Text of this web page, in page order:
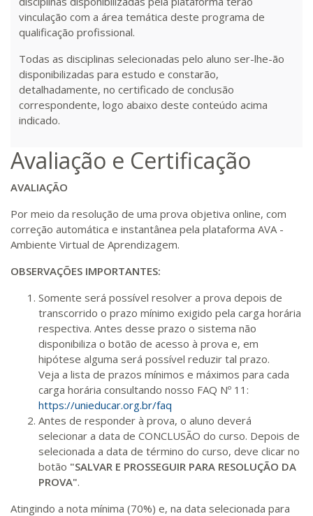
vinculação com a área temática deste programa de
qualificação profissional.
Todas as disciplinas selecionadas pelo aluno ser-lhe-ão
disponibilizadas para estudo e constarão,
detalhadamente, no certificado de conclusão
correspondente, logo abaixo deste conteúdo acima
indicado.
Avaliação e Certificação
AVALIAÇÃO
Por meio da resolução de uma prova objetiva online, com
correção automática e instantânea pela plataforma AVA -
Ambiente Virtual de Aprendizagem.
OBSERVAÇÕES IMPORTANTES:
Somente será possível resolver a prova depois de
transcorrido o prazo mínimo exigido pela carga horária
respectiva. Antes desse prazo o sistema não
disponibiliza o botão de acesso à prova e, em
hipótese alguma será possível reduzir tal prazo.
Veja a lista de prazos mínimos e máximos para cada
carga horária consultando nosso FAQ Nº 11:
https://unieducar.org.br/faq
Antes de responder à prova, o aluno deverá
selecionar a data de CONCLUSÃO do curso. Depois de
selecionada a data de término do curso, deve clicar no
botão "SALVAR E PROSSEGUIR PARA RESOLUÇÃO DA
PROVA".
Atingindo a nota mínima (70%) e, na data selecionada para